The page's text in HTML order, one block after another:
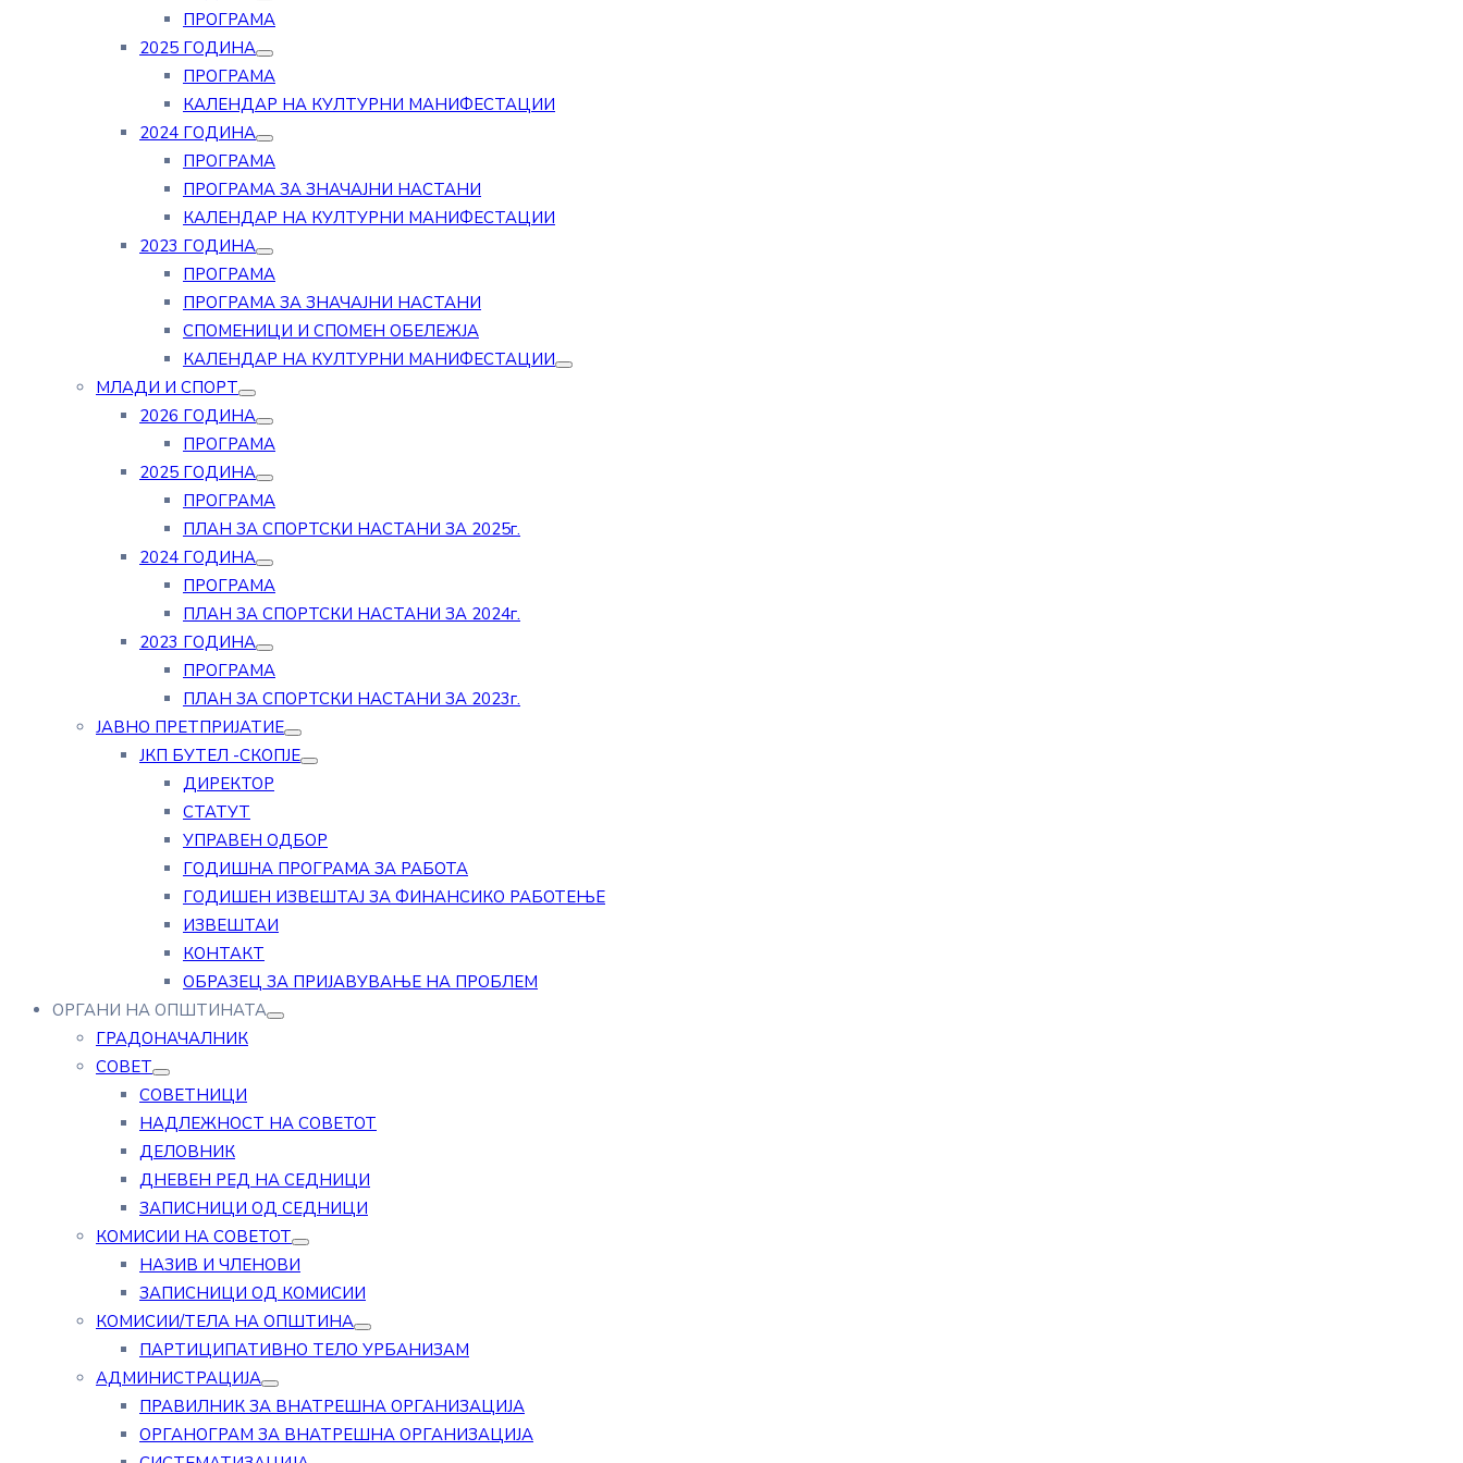
ПРОГРАМА
2025 ГОДИНА
ПРОГРАМА
КАЛЕНДАР НА КУЛТУРНИ МАНИФЕСТАЦИИ
2024 ГОДИНА
ПРОГРАМА
ПРОГРАМА ЗА ЗНАЧАЈНИ НАСТАНИ
КАЛЕНДАР НА КУЛТУРНИ МАНИФЕСТАЦИИ
2023 ГОДИНА
ПРОГРАМА
ПРОГРАМА ЗА ЗНАЧАЈНИ НАСТАНИ
СПОМЕНИЦИ И СПОМЕН ОБЕЛЕЖЈА
КАЛЕНДАР НА КУЛТУРНИ МАНИФЕСТАЦИИ
МЛАДИ И СПОРТ
2026 ГОДИНА
ПРОГРАМА
2025 ГОДИНА
ПРОГРАМА
ПЛАН ЗА СПОРТСКИ НАСТАНИ ЗА 2025г.
2024 ГОДИНА
ПРОГРАМА
ПЛАН ЗА СПОРТСКИ НАСТАНИ ЗА 2024г.
2023 ГОДИНА
ПРОГРАМА
ПЛАН ЗА СПОРТСКИ НАСТАНИ ЗА 2023г.
ЈАВНО ПРЕТПРИЈАТИЕ
ЈКП БУТЕЛ -СКОПЈЕ
ДИРЕКТОР
СТАТУТ
УПРАВЕН ОДБОР
ГОДИШНА ПРОГРАМА ЗА РАБОТА
ГОДИШЕН ИЗВЕШТАЈ ЗА ФИНАНСИКО РАБОТЕЊЕ
ИЗВЕШТАИ
КОНТАКТ
ОБРАЗЕЦ ЗА ПРИЈАВУВАЊЕ НА ПРОБЛЕМ
ОРГАНИ НА ОПШТИНАТА
ГРАДОНАЧАЛНИК
СОВЕТ
СОВЕТНИЦИ
НАДЛЕЖНОСТ НА СОВЕТОТ
ДЕЛОВНИК
ДНЕВЕН РЕД НА СЕДНИЦИ
ЗАПИСНИЦИ ОД СЕДНИЦИ
КОМИСИИ НА СОВЕТОТ
НАЗИВ И ЧЛЕНОВИ
ЗАПИСНИЦИ ОД КОМИСИИ
КОМИСИИ/ТЕЛА НА ОПШТИНА
ПАРТИЦИПАТИВНО ТЕЛО УРБАНИЗАМ
АДМИНИСТРАЦИЈА
ПРАВИЛНИК ЗА ВНАТРЕШНА ОРГАНИЗАЦИЈА
ОРГАНОГРАМ ЗА ВНАТРЕШНА ОРГАНИЗАЦИЈА